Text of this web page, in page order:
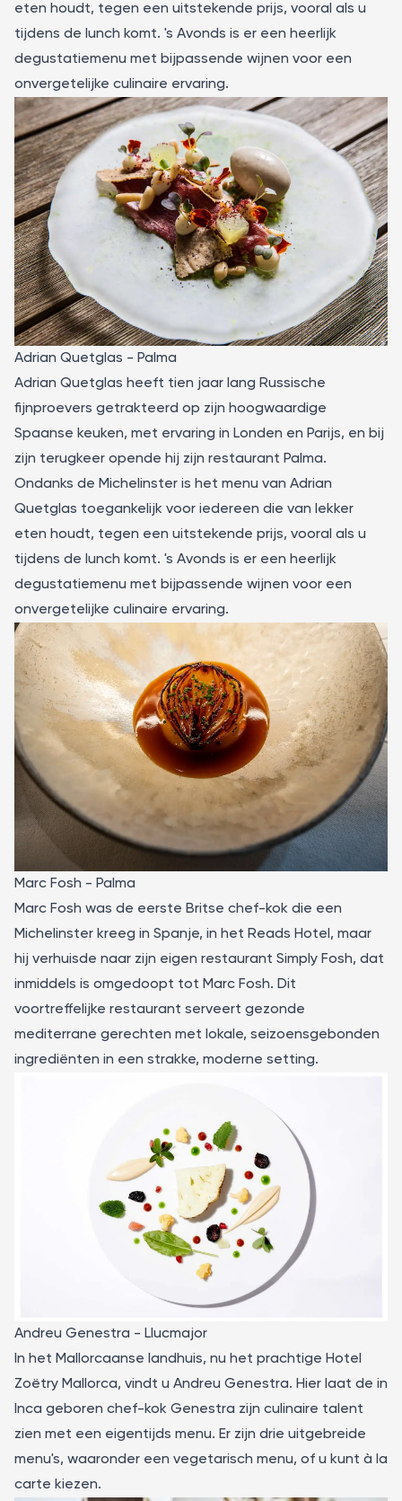
eten houdt, tegen een uitstekende prijs, vooral als u
tijdens de lunch komt. 's Avonds is er een heerlijk
degustatiemenu met bijpassende wijnen voor een
onvergetelijke culinaire ervaring.
Adrian Quetglas - Palma
Adrian Quetglas heeft tien jaar lang Russische
fijnproevers getrakteerd op zijn hoogwaardige
Spaanse keuken, met ervaring in Londen en Parijs, en bij
zijn terugkeer opende hij zijn restaurant Palma.
Ondanks de Michelinster is het menu van Adrian
Quetglas toegankelijk voor iedereen die van lekker
eten houdt, tegen een uitstekende prijs, vooral als u
tijdens de lunch komt. 's Avonds is er een heerlijk
degustatiemenu met bijpassende wijnen voor een
onvergetelijke culinaire ervaring.
Marc Fosh - Palma
Marc Fosh was de eerste Britse chef-kok die een
Michelinster kreeg in Spanje, in het Reads Hotel, maar
hij verhuisde naar zijn eigen restaurant Simply Fosh, dat
inmiddels is omgedoopt tot Marc Fosh. Dit
voortreffelijke restaurant serveert gezonde
mediterrane gerechten met lokale, seizoensgebonden
ingrediënten in een strakke, moderne setting.
Andreu Genestra - Llucmajor
In het Mallorcaanse landhuis, nu het prachtige Hotel
Zoëtry Mallorca, vindt u Andreu Genestra. Hier laat de in
Inca geboren chef-kok Genestra zijn culinaire talent
zien met een eigentijds menu. Er zijn drie uitgebreide
menu's, waaronder een vegetarisch menu, of u kunt à la
carte kiezen.